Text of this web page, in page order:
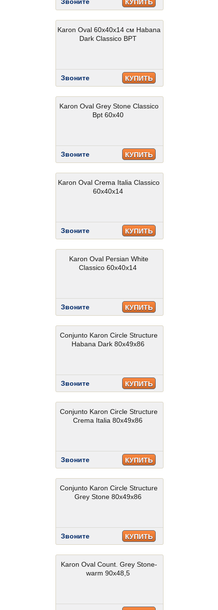
КУПИТЬ
Karon Oval 60x40x14 см Habana
Dark Classico BPT
Звоните КУПИТЬ
Karon Oval Grey Stone Classico
Bpt 60x40
Звоните КУПИТЬ
Karon Oval Crema Italia Classico
60x40x14
Звоните КУПИТЬ
Karon Oval Persian White
Classico 60x40x14
Звоните КУПИТЬ
Conjunto Karon Circle Structure
Habana Dark 80x49x86
Звоните КУПИТЬ
Conjunto Karon Circle Structure
Crema Italia 80x49x86
Звоните КУПИТЬ
Conjunto Karon Circle Structure
Grey Stone 80x49x86
Звоните КУПИТЬ
Karon Oval Count. Grey Stone-
warm 90x48,5